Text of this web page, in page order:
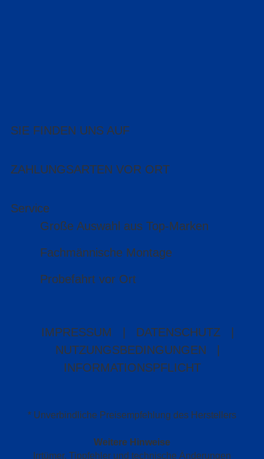
SIE FINDEN UNS AUF
ZAHLUNGSARTEN VOR ORT
Service
Große Auswahl aus Top-Marken
Fachmännische Montage
Probefahrt vor Ort
IMPRESSUM DATENSCHUTZ
NUTZUNGSBEDINGUNGEN
INFORMATIONSPFLICHT
* Unverbindliche Preisempfehlung des Herstellers
Weitere Hinweise
Irrtümer, Tippfehler und technische Änderungen